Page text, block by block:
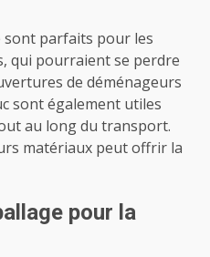
sont parfaits pour les
qui pourraient se perdre
de déménageurs
sont également utiles
au long du transport.
matériaux peut offrir la
pour la